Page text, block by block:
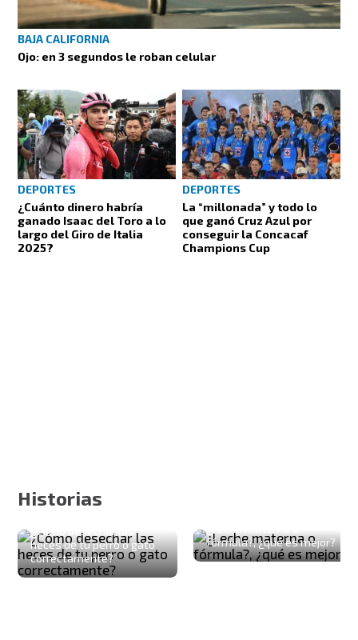
BAJA CALIFORNIA
Ojo: en 3 segundos le roban celular
DEPORTES
¿Cuánto dinero habría
ganado Isaac del Toro a lo
largo del Giro de Italia
2025?
DEPORTES
La “millonada” y todo lo
que ganó Cruz Azul por
conseguir la Concacaf
Champions Cup
Historias
¿Cómo desechar las
heces de tu perro o gato
correctamente?
fórmula?, ¿qué es mejor?